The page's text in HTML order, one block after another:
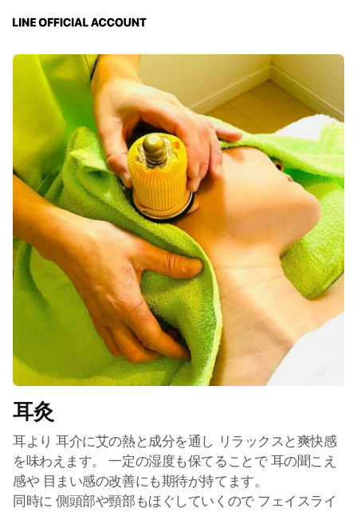
耳灸
耳より 耳介に艾の熱と成分を通し リラックスと爽快感
を味わえます。 一定の湿度も保てることで 耳の聞こえ
感や 目まい感の改善にも期待が持てます。
同時に 側頭部や頸部もほぐしていくので フェイスライ